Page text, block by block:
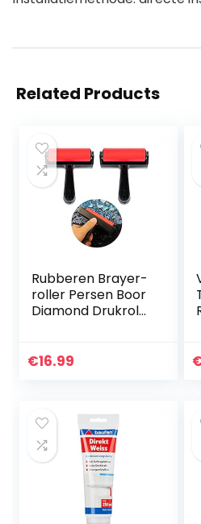
Related Products
Rubberen Brayer-
roller Persen Boor
Diamond Drukrol
Roller 5d Diamond
€16.99